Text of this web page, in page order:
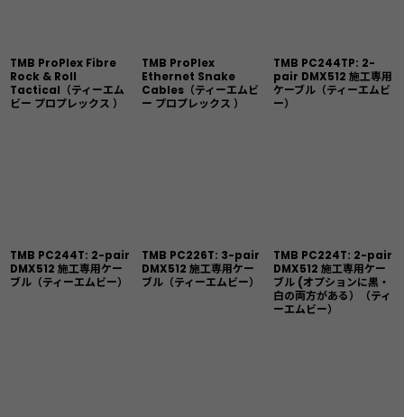
TMB ProPlex Fibre
Rock & Roll
Tactical（ティーエム
ビー プロプレックス ）
TMB ProPlex
Ethernet Snake
Cables（ティーエムビ
ー プロプレックス ）
TMB PC244TP: 2-
pair DMX512 施工専用
ケーブル（ティーエムビ
ー）
TMB PC244T: 2-pair
DMX512 施工専用ケー
ブル（ティーエムビー）
TMB PC226T: 3-pair
DMX512 施工専用ケー
ブル（ティーエムビー）
TMB PC224T: 2-pair
DMX512 施工専用ケー
ブル (オプションに黒・
白の両方がある）（ティ
ーエムビー）